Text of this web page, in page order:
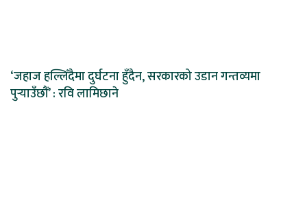
‘जहाज हल्लिँदैमा दुर्घटना हुँदैन, सरकारको उडान गन्तव्यमा
पुर्‍याउँछौं’ : रवि लामिछाने